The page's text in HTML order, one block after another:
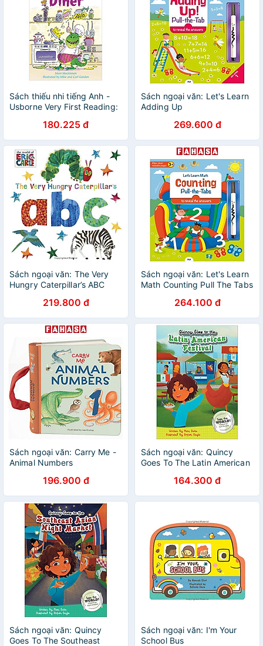
Sách thiếu nhi tiếng Anh -
Usborne Very First Reading:
180.225 đ
Sách ngoại văn: Let's Learn
Adding Up
269.600 đ
Sách ngoại văn: The Very
Hungry Caterpillar’s ABC
219.800 đ
Sách ngoại văn: Let's Learn
Math Counting Pull The Tabs
264.100 đ
Sách ngoại văn: Carry Me -
Animal Numbers
196.900 đ
Sách ngoại văn: Quincy
Goes To The Latin American
164.300 đ
Sách ngoại văn: Quincy
Goes To The Southeast
Sách ngoại văn: I'm Your
School Bus